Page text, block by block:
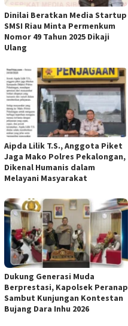
Dinilai Beratkan Media Startup
SMSI Riau Minta Permenkum
Nomor 49 Tahun 2025 Dikaji
Ulang
Aipda Lilik T.S., Anggota Piket
Jaga Mako Polres Pekalongan,
Dikenal Humanis dalam
Melayani Masyarakat
Dukung Generasi Muda
Berprestasi, Kapolsek Peranap
Sambut Kunjungan Kontestan
Bujang Dara Inhu 2026